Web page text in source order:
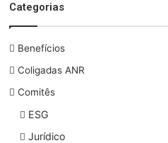
Categorias
Benefícios
Coligadas ANR
Comitês
ESG
Jurídico